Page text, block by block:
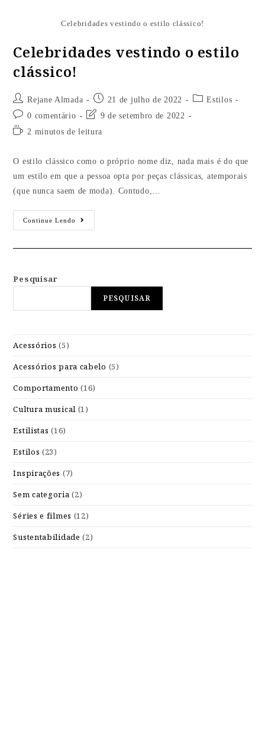
Celebridades vestindo o estilo clássico!
Celebridades vestindo o estilo
clássico!
Rejane Almada 21 de julho de 2022
Estilos
0 comentário
9 de setembro de 2022
2 minutos de leitura
O estilo clássico como o próprio nome diz, nada mais é do que
um estilo em que a pessoa opta por peças clássicas, atemporais
(que nunca saem de moda). Contudo,…
Continue Lendo
Pesquisar
PESQUISAR
Acessórios (5)
Acessórios para cabelo (5)
Comportamento (16)
Cultura musical (1)
Estilistas (16)
Estilos (23)
Inspirações (7)
Sem categoria (2)
Séries e filmes (12)
Sustentabilidade (2)